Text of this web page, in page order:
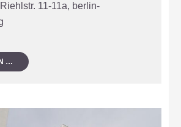
11-11a, berlin-
… BETONSANIERUNG
BERLIN-